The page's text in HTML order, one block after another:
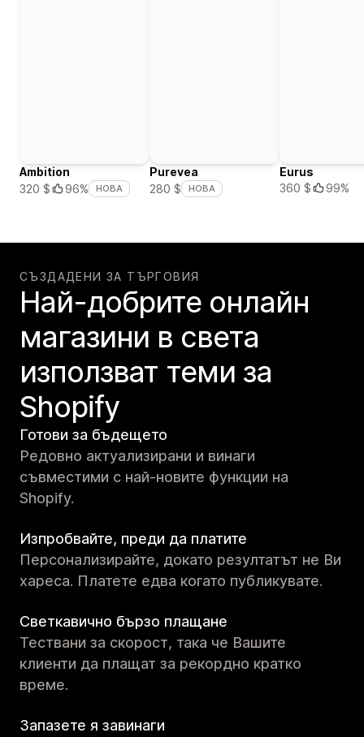
Ambition
320 $
96% НОВА
Purevea
280 $
НОВА
Eurus
360 $
99%
СЪЗДАДЕНИ ЗА ТЪРГОВИЯ
Най-добрите онлайн
магазини в света
използват теми за
Shopify
Готови за бъдещето
Редовно актуализирани и винаги
съвместими с най-новите функции на
Shopify.
Изпробвайте, преди да платите
Персонализирайте, докато резултатът не Ви
хареса. Платете едва когато публикувате.
Светкавично бързо плащане
Тествани за скорост, така че Вашите
клиенти да плащат за рекордно кратко
време.
Запазете я завинаги